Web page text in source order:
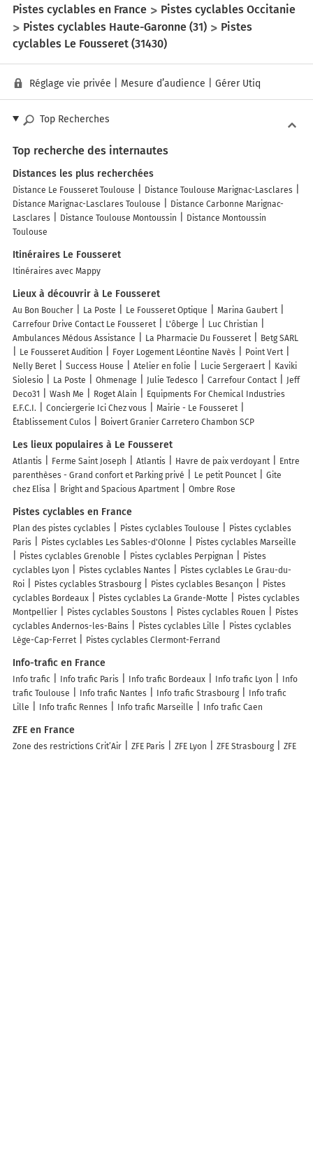
Pistes cyclables en France
Pistes cyclables Occitanie
Pistes cyclables Haute-Garonne (31)
Pistes
cyclables Le Fousseret (31430)
Réglage vie privée Mesure d’audience Gérer Utiq
Top Recherches
Top recherche des internautes
Distances les plus recherchées
Distance Le Fousseret Toulouse
Distance Toulouse Marignac-Lasclares
Distance Marignac-Lasclares Toulouse
Distance Carbonne Marignac-
Lasclares
Distance Toulouse Montoussin
Distance Montoussin
Toulouse
Itinéraires Le Fousseret
Itinéraires avec Mappy
Lieux à découvrir à Le Fousseret
Au Bon Boucher La Poste Le Fousseret Optique
Marina Gaubert
Carrefour Drive Contact Le Fousseret
L'ôberge
Luc Christian
Ambulances Médous Assistance
La Pharmacie Du Fousseret
Betg SARL
Le Fousseret Audition
Foyer Logement Léontine Navès
Point Vert
Nelly Beret
Success House Atelier en folie Lucie Sergeraert
Kaviki
Siolesio
La Poste Ohmenage Julie Tedesco Carrefour Contact
Jeff
Deco31
Wash Me Roget Alain
Equipments For Chemical Industries
E.F.C.I.
Conciergerie Ici Chez vous
Mairie - Le Fousseret
Établissement Culos
Boivert Granier Carretero Chambon SCP
Les lieux populaires à Le Fousseret
Atlantis Ferme Saint Joseph Atlantis Havre de paix verdoyant
Entre
parenthèses - Grand confort et Parking privé
Le petit Pouncet
Gite
chez Elisa
Bright and Spacious Apartment Ombre Rose
Pistes cyclables en France
Plan des pistes cyclables Pistes cyclables Toulouse
Pistes cyclables
Paris
Pistes cyclables Les Sables-d'Olonne
Pistes cyclables Marseille
Pistes cyclables Grenoble
Pistes cyclables Perpignan
Pistes
cyclables Lyon
Pistes cyclables Nantes
Pistes cyclables Le Grau-du-
Roi
Pistes cyclables Strasbourg Pistes cyclables Besançon
Pistes
cyclables Bordeaux
Pistes cyclables La Grande-Motte
Pistes cyclables
Montpellier
Pistes cyclables Soustons Pistes cyclables Rouen
Pistes
cyclables Andernos-les-Bains
Pistes cyclables Lille
Pistes cyclables
Lège-Cap-Ferret
Pistes cyclables Clermont-Ferrand
Info-trafic en France
Info trafic Info trafic Paris Info trafic Bordeaux Info trafic Lyon
Info
trafic Toulouse
Info trafic Nantes Info trafic Strasbourg
Info trafic
Lille
Info trafic Rennes Info trafic Marseille Info trafic Caen
ZFE en France
Zone des restrictions Crit’Air ZFE Paris ZFE Lyon ZFE Strasbourg
ZFE